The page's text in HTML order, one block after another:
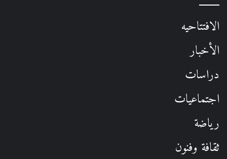
الافتتاحيه
الأخبار
دراسات
اجتماعيات
رياضة
ثقافة وفنون